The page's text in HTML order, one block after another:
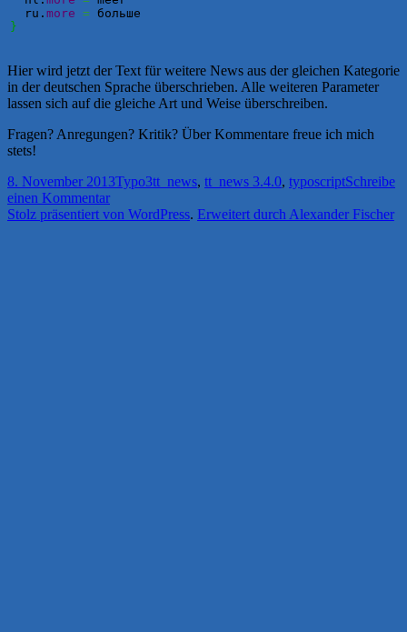
  ru.
more =
}
Hier wird jetzt der Text für weitere News aus der gleichen Kategorie
in der deutschen Sprache überschrieben. Alle weiteren Parameter
lassen sich auf die gleiche Art und Weise überschreiben.
Fragen? Anregungen? Kritik? Über Kommentare freue ich mich
stets!
Veröffentlicht
am
8. November 2013Kategorien
Typo3Schlagwörter
tt_news, tt_news 3.4.0, typoscriptSchreibe
einen Kommentarzu
tt_news
Stolz präsentiert von WordPress. Erweitert durch Alexander Fischer